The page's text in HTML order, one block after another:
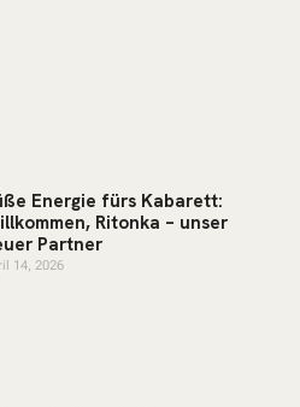
Energie fürs Kabarett:
Ritonka – unser
Partner
14, 2026